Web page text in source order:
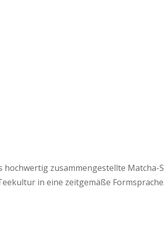
hochwertig zusammengestellte
in eine zeitgemäße